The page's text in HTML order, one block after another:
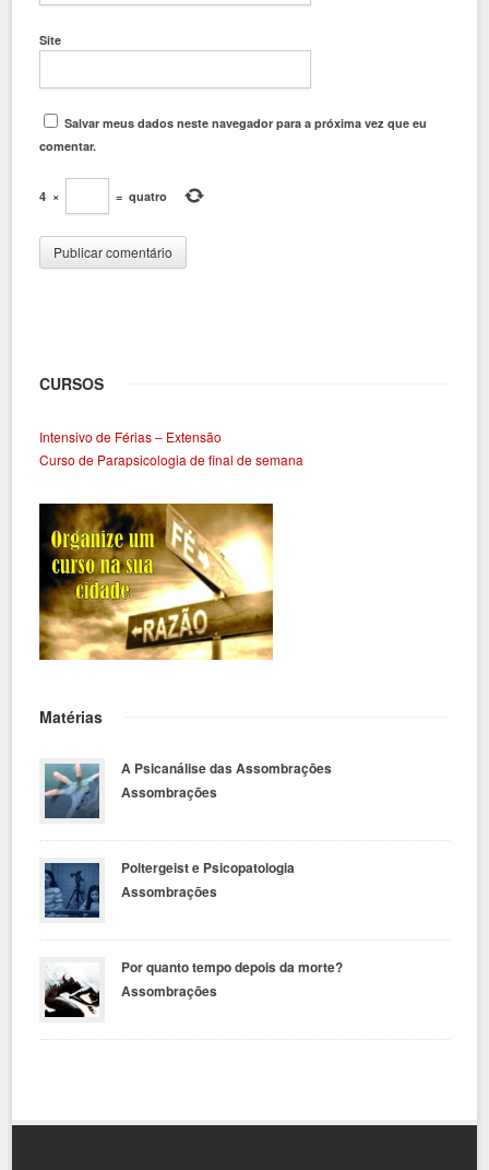
Site
Salvar meus dados neste navegador para a próxima vez que eu
comentar.
4 × = quatro
CURSOS
Intensivo de Férias – Extensão
Curso de Parapsicologia de final de semana
Matérias
A Psicanálise das Assombrações
Assombrações
Poltergeist e Psicopatologia
Assombrações
Por quanto tempo depois da morte?
Assombrações